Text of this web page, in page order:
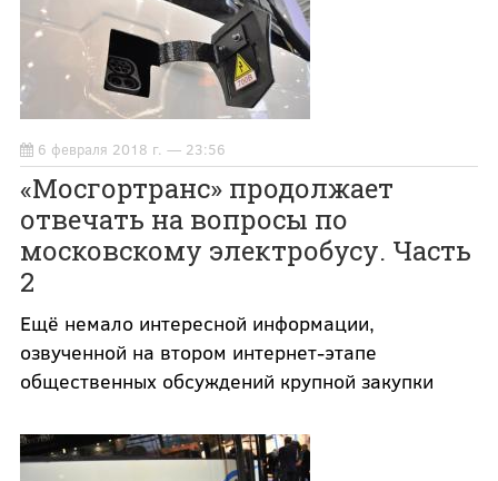
6 февраля 2018 г. — 23:56
«Мосгортранс» продолжает
отвечать на вопросы по
московскому электробусу. Часть
2
Ещё немало интересной информации,
озвученной на втором интернет-этапе
общественных обсуждений крупной закупки